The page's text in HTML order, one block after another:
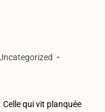
qui vit planquée